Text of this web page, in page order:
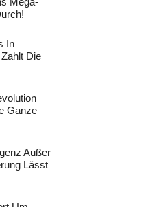
In
Die
Ganze
Außer
Lässt